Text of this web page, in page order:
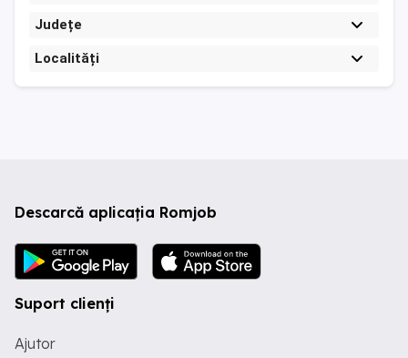
Județe
Localități
Descarcă aplicația Romjob
Suport clienți
Ajutor